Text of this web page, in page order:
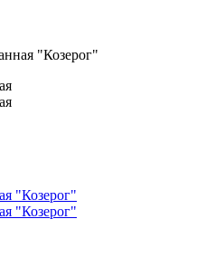
"Козерог"